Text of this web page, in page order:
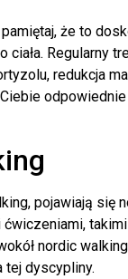
że to
ciała. Regularny
redukcja
pojawiają się
nordic
tej dyscypliny.